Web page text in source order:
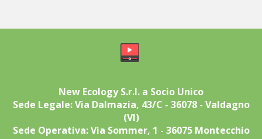
New Ecology S.r.l. a Socio Unico
Sede Legale: Via Dalmazia, 43/C - 36078 - Valdagno
(VI)
Sede Operativa: Via Sommer, 1 - 36075 Montecchio